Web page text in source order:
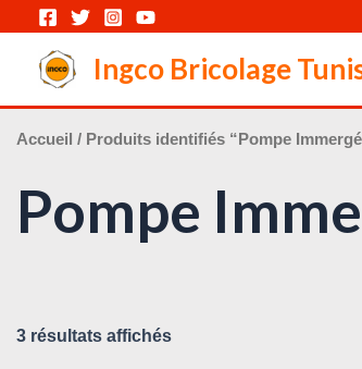
contenu
Ingco Bricolage
Accueil / Produits identifiés “Pompe
Pompe
3 résultats affichés